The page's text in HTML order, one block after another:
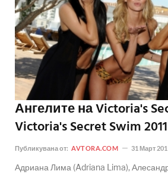
Ангелите на Victoria's
Victoria's Secret Swim 2011
Публикувана от: AVTORA.COM 31 Март
Адриана Лима (Adriana Lima),